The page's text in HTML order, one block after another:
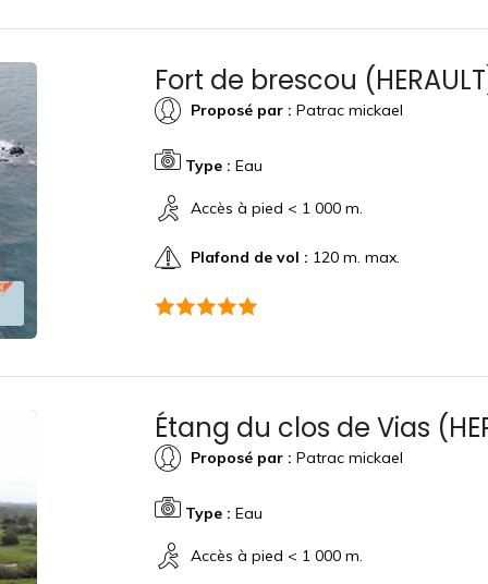
Fort de brescou
Proposé par : Patrac mickael
Type : Eau
Accès à pied < 1 000 m.
Plafond de vol : 120 m. max.
Étang du clos de Vias
Proposé par : Patrac mickael
Type : Eau
Accès à pied < 1 000 m.